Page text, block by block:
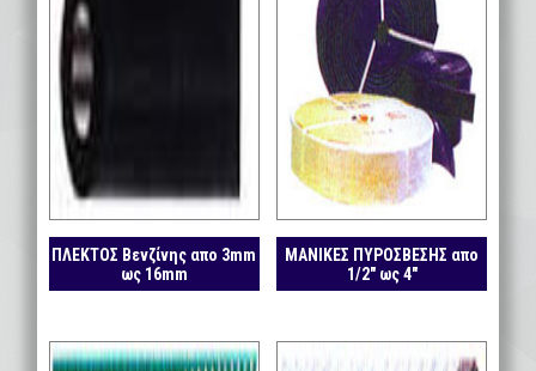
ΠΛΕΚΤΟΣ Βενζίνης απο 3mm
ως 16mm
ΜΑΝΙΚΕΣ ΠΥΡΟΣΒΕΣΗΣ απο
1/2″ ως 4″